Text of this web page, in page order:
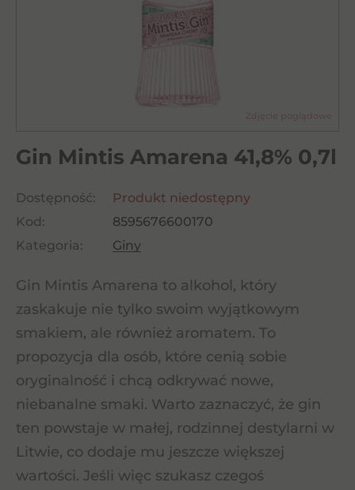
Gin Mintis Amarena 41,8% 0,7l
Dostępność:
Produkt niedostępny
Kod:
8595676600170
Kategoria:
Giny
Gin Mintis Amarena to alkohol, który
zaskakuje nie tylko swoim wyjątkowym
smakiem, ale również aromatem. To
propozycja dla osób, które cenią sobie
oryginalność i chcą odkrywać nowe,
niebanalne smaki. Warto zaznaczyć, że gin
ten powstaje w małej, rodzinnej destylarni w
Litwie, co dodaje mu jeszcze większej
wartości. Jeśli więc szukasz czegoś